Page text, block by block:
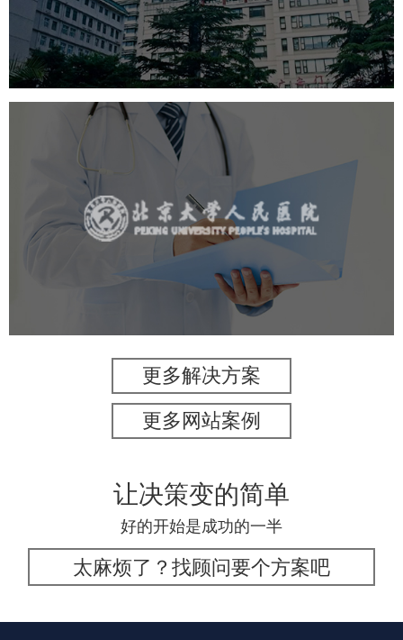
医药医疗 医院 医院网站建设
互联网医院
品牌官网
网站建设 网页设计
北京大学人民医院
医院
IT平台整体解决方案
定制开发 网站代运营
更多解决方案
更多网站案例
让决策变的简单
好的开始是成功的一半
太麻烦了？找顾问要个方案吧